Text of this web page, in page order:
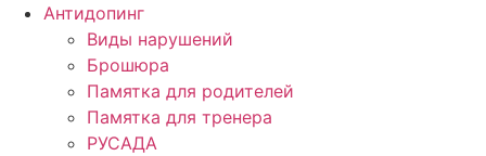
Антидопинг
Виды нарушений
Брошюра
Памятка для родителей
Памятка для тренера
РУСАДА